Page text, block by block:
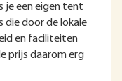
je een eigen tent
die door de lokale
en faciliteiten
prijs daarom erg